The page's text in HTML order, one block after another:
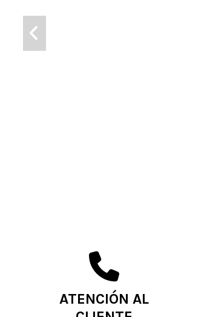
ATENCIÓN AL